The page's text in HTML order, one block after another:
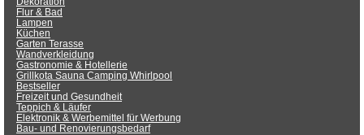
Flur & Bad
Lampen
Küchen
Garten Terasse
Wandverkleidung
Gastronomie & Hotellerie
Grillkota Sauna Camping Whirlpool
Bestseller
Freizeit und Gesundheit
Teppich & Läufer
Elektronik & Werbemittel für Werbung
Bau- und Renovierungsbedarf